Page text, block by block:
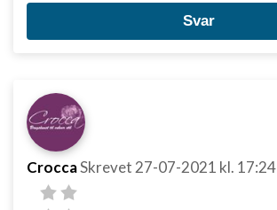
Svar
CroccaSkrevet 27-07-2021 kl. 17:24